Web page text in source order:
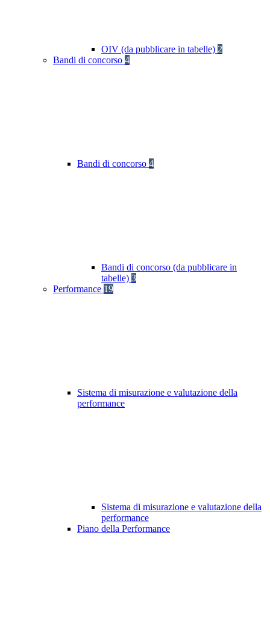
OIV (da pubblicare in tabelle) 2
Bandi di concorso 4
Bandi di concorso 4
Bandi di concorso (da pubblicare in
tabelle) 3
Performance 19
Sistema di misurazione e valutazione della
performance
Sistema di misurazione e valutazione della
performance
Piano della Performance